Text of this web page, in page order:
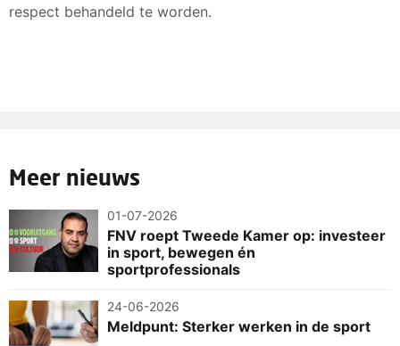
respect behandeld te worden.
Meer nieuws
01-07-2026
FNV roept Tweede Kamer op: investeer
in sport, bewegen én
sportprofessionals
24-06-2026
Meldpunt: Sterker werken in de sport